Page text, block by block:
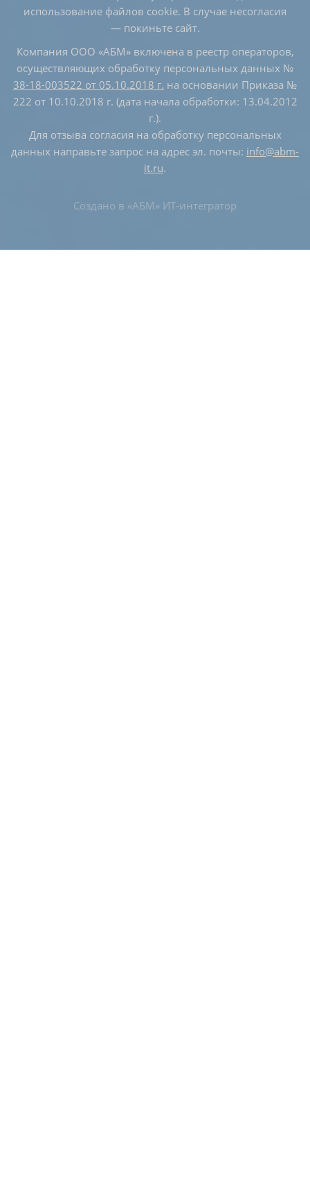
использование файлов cookie. В случае несогласия
— покиньте сайт.
Компания ООО «АБМ» включена в реестр операторов,
осуществляющих обработку персональных данных №
38-18-003522 от 05.10.2018 г. на основании Приказа №
222 от 10.10.2018 г. (дата начала обработки: 13.04.2012
г.).
Для отзыва согласия на обработку персональных
данных направьте запрос на адрес эл. почты: info@abm-
it.ru.
Создано в «АБМ» ИТ-интегратор